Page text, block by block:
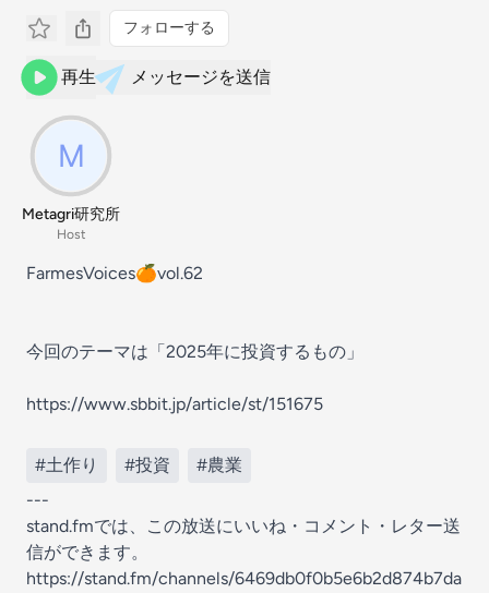
フォローする
再生 メッセージを送信
Metagri研究所
Host
FarmesVoices🍊vol.62
今回のテーマは「2025年に投資するもの」
https://www.sbbit.jp/article/st/151675
#土作り #投資
#農業
---
stand.fmでは、この放送にいいね・コメント・レター送
信ができます。
https://stand.fm/channels/6469db0f0b5e6b2d874b7da